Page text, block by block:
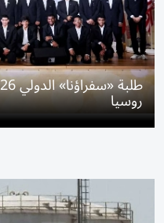
روسيا